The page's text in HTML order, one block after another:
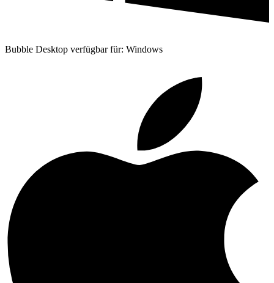
Bubble Desktop verfügbar für: Windows